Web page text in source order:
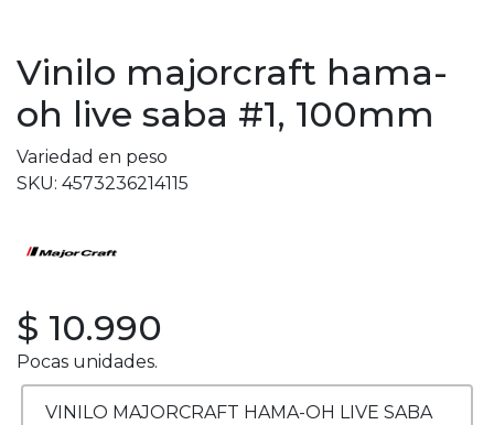
Vinilo majorcraft hama-
oh live saba #1, 100mm
Variedad en peso
SKU: 4573236214115
$ 10.990
Pocas unidades.
VINILO MAJORCRAFT HAMA-OH LIVE SABA